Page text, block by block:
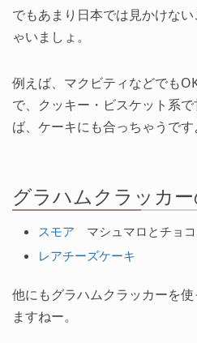
でもあまり日本では見かけな
ゃいましょ。
例えば、マクビティなどでも
で、クッキー・ビスケット系
ば、ケーキにも合っちゃうです
グラハムクラッカ
スモア マシュマロとチョコ
レアチーズケーキ
他にもグラハムクラッカーを
ますねー。